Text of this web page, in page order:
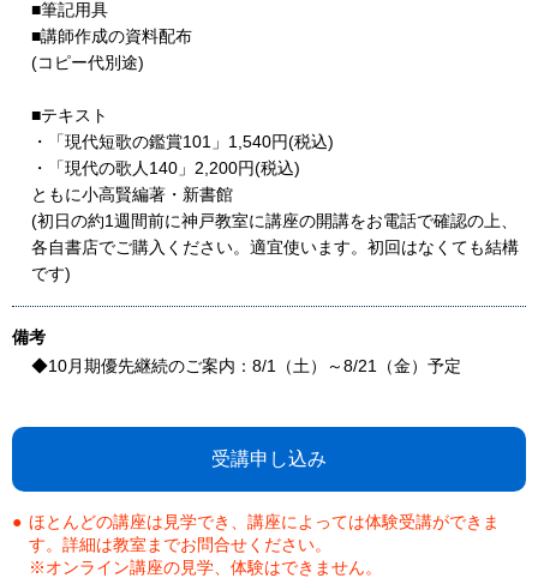
■筆記用具
■講師作成の資料配布
(コピー代別途)
■テキスト
・「現代短歌の鑑賞101」1,540円(税込)
・「現代の歌人140」2,200円(税込)
ともに小高賢編著・新書館
(初日の約1週間前に神戸教室に講座の開講をお電話で確認の上、
各自書店でご購入ください。適宜使います。初回はなくても結構
です)
備考
◆10月期優先継続のご案内：8/1（土）～8/21（金）予定
受講申し込み
ほとんどの講座は見学でき、講座によっては体験受講ができま
す。詳細は教室までお問合せください。
※オンライン講座の見学、体験はできません。